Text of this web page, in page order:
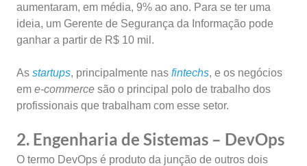
aumentaram, em média, 9% ao ano. Para se ter uma
ideia, um Gerente de Segurança da Informação pode
ganhar a partir de R$ 10 mil.
As startups, principalmente nas fintechs, e os negócios
em e-commerce são o principal polo de trabalho dos
profissionais que trabalham com esse setor.
2. Engenharia de Sistemas – DevOps
O termo DevOps é produto da junção de outros dois